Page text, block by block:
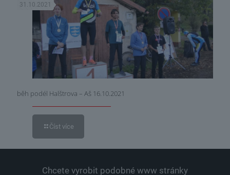
31.10.2021
běh podél Halštrova – Aš 16.10.2021
Číst více
Chcete vyrobit podobné www stránky